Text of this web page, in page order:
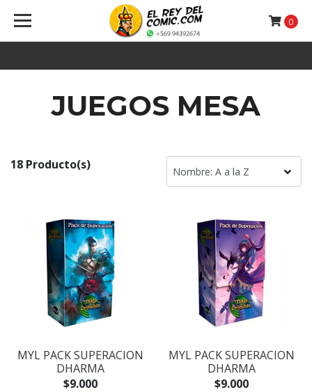
0
JUEGOS MESA
18 Producto(s)
MYL PACK SUPERACION
DHARMA
$9.000
MYL PACK SUPERACION
DHARMA
$9.000